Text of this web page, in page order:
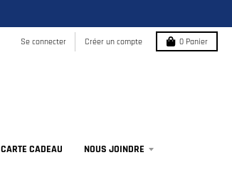
Se connecter Créer un compte 0 Panier
CARTE CADEAU NOUS JOINDRE